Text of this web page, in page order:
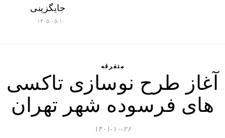
جایگزینی
۱۴۰۵-۰۵-۱۰
متفرقه
آغاز طرح نوسازی تاکسی
های فرسوده شهر تهران
۱۴۰۱-۱۰-۲۶